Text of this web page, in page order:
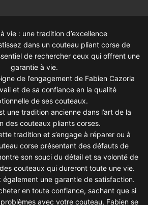
vie : une tradition d’excellence
dans un couteau pliant corse de
de rechercher ceux qui offrent une
garantie à vie.
de l’engagement de Fabien Cazorla
et de sa confiance en la qualité
de ses couteaux.
une tradition ancienne dans l’art de la
des couteaux pliants corses.
tradition et s’engage à réparer ou à
corse présentant des défauts de
son souci du détail et sa volonté de
couteaux qui dureront toute une vie.
également une garantie de satisfaction.
en toute confiance, sachant que si
avec votre couteau, Fabien se